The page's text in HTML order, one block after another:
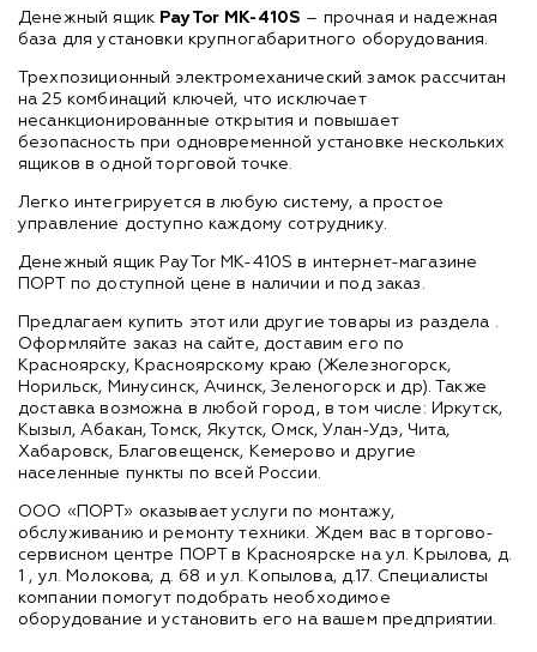
Денежный ящик PayTor MK-410S – прочная и надежная
база для установки крупногабаритного оборудования.
Трехпозиционный электромеханический замок рассчитан
на 25 комбинаций ключей, что исключает
несанкционированные открытия и повышает
безопасность при одновременной установке нескольких
ящиков в одной торговой точке.
Легко интегрируется в любую систему, а простое
управление доступно каждому сотруднику.
Денежный ящик PayTor MK-410S в интернет-магазине
ПОРТ по доступной цене в наличии и под заказ.
Предлагаем купить этот или другие товары из раздела
Оформляйте заказ на сайте, доставим его по
Красноярску, Красноярскому краю (Железногорск,
Норильск, Минусинск, Ачинск, Зеленогорск и др). Также
доставка возможна в любой город, в том числе: Иркутск,
Кызыл, Абакан, Томск, Якутск, Омск, Улан-Удэ, Чита,
Хабаровск, Благовещенск, Кемерово и другие
населенные пункты по всей России.
ООО «ПОРТ» оказывает услуги по монтажу,
обслуживанию и ремонту техники. Ждем вас в торгово-
сервисном центре ПОРТ в Красноярске на ул. Крылова, д.
1 , ул. Молокова, д. 68 и ул. Копылова, д.17. Специалисты
компании помогут подобрать необходимое
оборудование и установить его на вашем предприятии.